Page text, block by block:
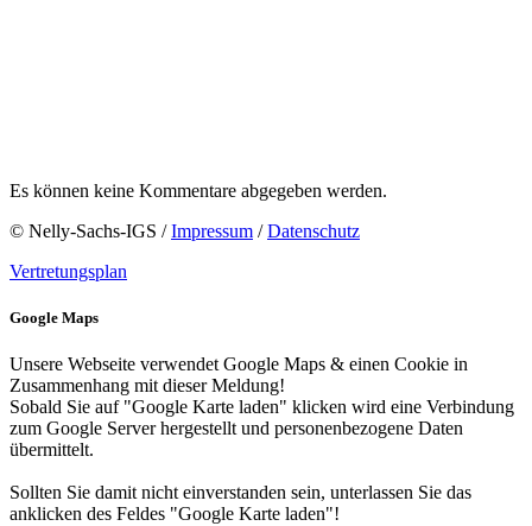
Es können keine Kommentare abgegeben werden.
© Nelly-Sachs-IGS /Impressum /Datenschutz
Vertretungsplan
Google Maps
Unsere Webseite verwendet Google Maps & einen Cookie in
Zusammenhang mit dieser Meldung!
Sobald Sie auf "Google Karte laden" klicken wird eine Verbindung
zum Google Server hergestellt und personenbezogene Daten
übermittelt.
Sollten Sie damit nicht einverstanden sein, unterlassen Sie das
anklicken des Feldes "Google Karte laden"!